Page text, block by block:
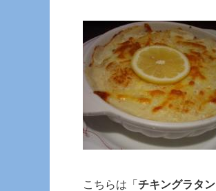
こちらは「 チキングラタン